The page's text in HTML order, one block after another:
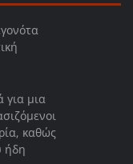
για μια
καθώς
ήδη